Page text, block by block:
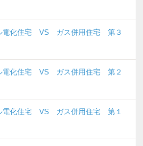
電化住宅 VS ガス併用住宅 第３
電化住宅 VS ガス併用住宅 第２
電化住宅 VS ガス併用住宅 第１